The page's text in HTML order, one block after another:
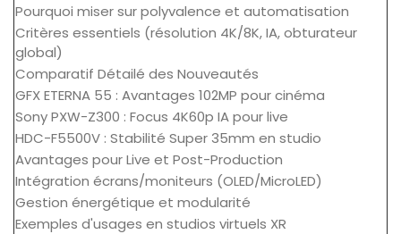
Pourquoi miser sur polyvalence et automatisation
Critères essentiels (résolution 4K/8K, IA, obturateur
global)
Comparatif Détailé des Nouveautés
GFX ETERNA 55 : Avantages 102MP pour cinéma
Sony PXW-Z300 : Focus 4K60p IA pour live
HDC-F5500V : Stabilité Super 35mm en studio
Avantages pour Live et Post-Production
Intégration écrans/moniteurs (OLED/MicroLED)
Gestion énergétique et modularité
Exemples d'usages en studios virtuels XR